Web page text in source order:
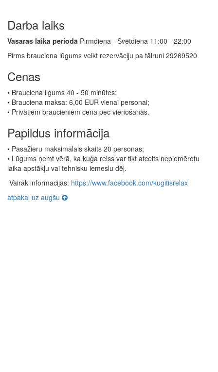
Darba laiks
Vasaras laika periodā Pirmdiena - Svētdiena 11:00 - 22:00
Pirms brauciena lūgums veikt rezervāciju pa tālruni 29269520
Cenas
• Brauciena ilgums 40 - 50 minūtes;
• Brauciena maksa: 6,00 EUR vienai personai;
• Privātiem braucieniem cena pēc vienošanās.
Papildus informācija
• Pasažieru maksimālais skaits 20 personas;
• Lūgums ņemt vērā, ka kuģa reiss var tikt atcelts nepiemērotu
laika apstākļu vai tehnisku iemeslu dēļ.
Vairāk informacijas: https://www.facebook.com/kugitisrelax
atpakaļ uz augšu